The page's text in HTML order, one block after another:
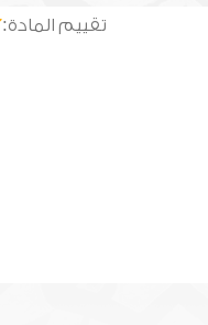
تقييم المادة: